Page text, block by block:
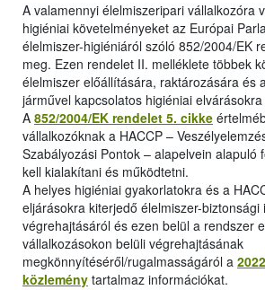
A valamennyi élelmiszeripari vállalkozóra
higiéniai követelményeket az Európai
élelmiszer-higiéniáról szóló 852/2004/EK
meg. Ezen rendelet II. melléklete többek
élelmiszer előállítására, raktározására és
járművel kapcsolatos higiéniai elvárásokra
A 852/2004/EK rendelet 5. cikke
vállalkozóknak a HACCP –
Szabályozási Pontok – alapelvein alapuló
kell kialakítani és működtetni.
A helyes higiéniai gyakorlatokra és a
eljárásokra kiterjedő élelmiszer-
végrehajtásáról és ezen belül a rendszer
vállalkozásokon belüli végrehajtásának
megkönnyítéséről/rugalmasságáról a
közlemény tartalmaz információkat.